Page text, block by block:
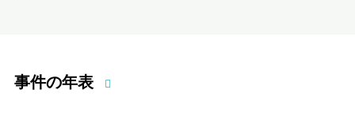
事件の年表